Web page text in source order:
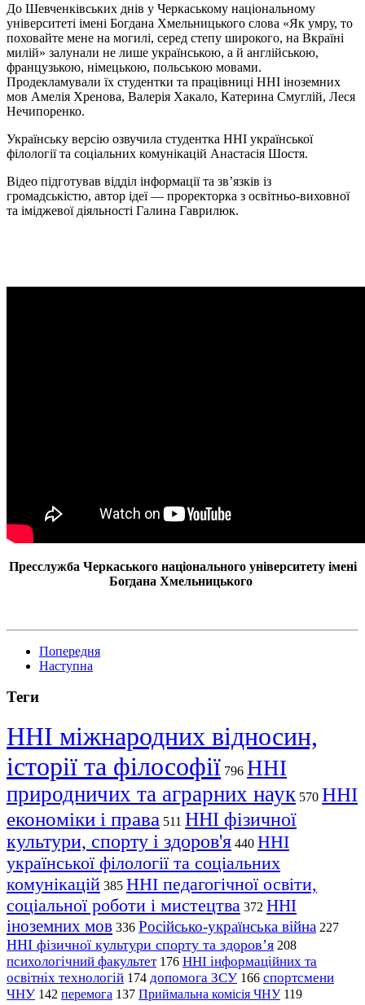
До Шевченківських днів у Черкаському національному
університеті імені Богдана Хмельницького слова «Як умру, то
поховайте мене на могилі, серед степу широкого, на Вкраїні
милій» залунали не лише українською, а й англійською,
французькою, німецькою, польською мовами.
Продекламували їх студентки та працівниці ННІ іноземних
мов Амелія Хренова, Валерія Хакало, Катерина Смуглій, Леся
Нечипоренко.
Українську версію озвучила студентка ННІ української
філології та соціальних комунікацій Анастасія Шостя.
Відео підготував відділ інформації та зв’язків із
громадськістю, автор ідеї — проректорка з освітньо-виховної
та іміджевої діяльності Галина Гаврилюк.
Пресслужба Черкаського національного університету імені
Богдана Хмельницького
Попередня
Наступна
Теги
ННІ міжнародних відносин,
історії та філософії 796 ННІ
природничих та аграрних наук 570 ННІ
економіки і права 511 ННІ фізичної
культури, спорту і здоров'я 440 ННІ
української філології та соціальних
комунікацій 385 ННІ педагогічної освіти,
соціальної роботи і мистецтва 372 ННІ
іноземних мов 336 Російсько-українська війна 227
ННІ фізичної культури спорту та здоров’я 208
психологічний факультет 176 ННІ інформаційних та
освітніх технологій 174 допомога ЗСУ 166 спортсмени
ЧНУ 142 перемога 137 Приймальна комісія ЧНУ 119